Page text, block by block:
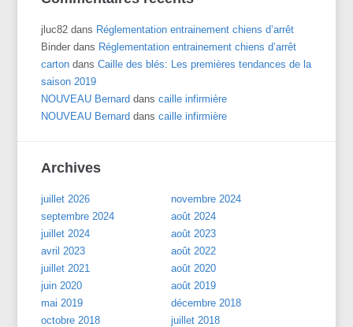
jluc82 dans Réglementation entrainement chiens d’arrêt
Binder dans Réglementation entrainement chiens d’arrêt
carton dansCaille des blés: Les premières tendances de la
saison 2019
NOUVEAU Bernard danscaille infirmière
NOUVEAU Bernard danscaille infirmière
Archives
juillet 2026
novembre 2024
septembre 2024
août 2024
juillet 2024
août 2023
avril 2023
août 2022
juillet 2021
août 2020
juin 2020
août 2019
mai 2019
décembre 2018
octobre 2018
juillet 2018